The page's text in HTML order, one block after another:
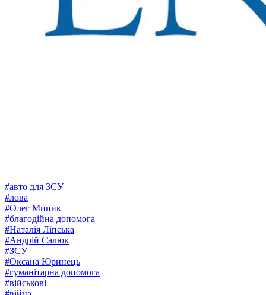
#авто для ЗСУ
#лова
#Олег Мицик
#благодійна допомога
#Наталія Ліпська
#Андрій Салюк
#ЗСУ
#Оксана Юринець
#гуманітарна допомога
#військові